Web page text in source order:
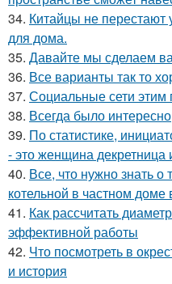
34. Китайцы не перестают
для дома.
35. Давайте мы сделаем
36. Все варианты так то
37. Социальные сети
38. Всегда было
39. По статистике,
- это женщина декретница
40. Все, что нужно знать о
котельной в частном доме
41. Как рассчитать
эффективной работы
42. Что посмотреть в
и история